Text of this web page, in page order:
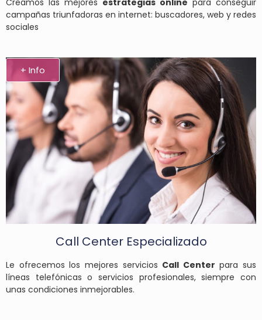
campañas triunfadoras en internet: buscadores, web y redes
sociales
Call Center Especializado
Le ofrecemos los mejores servicios Call Center para sus
líneas telefónicas o servicios profesionales, siempre con
unas condiciones inmejorables.
+ Info